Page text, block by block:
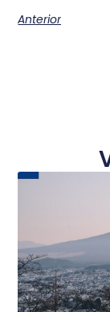
Anterior